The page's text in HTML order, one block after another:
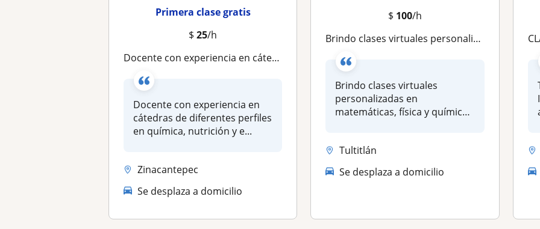
Primera clase gratis
$25/h
Docente con experiencia en cátedras de diferentes perfiles en química, nutrición y enfermería
Docente con experiencia en
cátedras de diferentes perfiles
en química, nutrición y e...
Zinacantepec
Se desplaza a domicilio
$ 100/h
Brindo clases virtuales personalizadas en matemáticas, física y química, adaptadas al nivel y ritmo de cada estudiante
Brindo clases virtuales
personalizadas en
matemáticas, física y química,
Tultitlán
Se desplaza a domicilio